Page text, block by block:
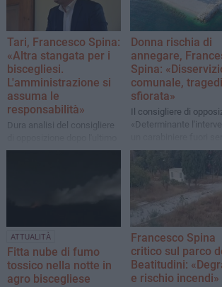
Tari, Francesco Spina:
«Altra stangata per i
biscegliesi.
L'amministrazione si
assuma le
responsabilità»
Dura analisi del consigliere
consiglio comunale
Donna rischia di
annegare,
Spina:
comunale,
sfiorata»
Il consigliere di
«Determinante
Accertato
dell'associazione
Baywatch»
ATTUALITÀ
Fitta nube di fumo
tossico nella notte in
agro biscegliese
Francesco Spina
critico sul parco
Beatitudini:
e rischio incendi»